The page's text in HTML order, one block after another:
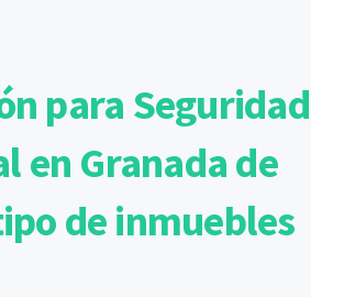
para Seguridad
en Granada de
de inmuebles